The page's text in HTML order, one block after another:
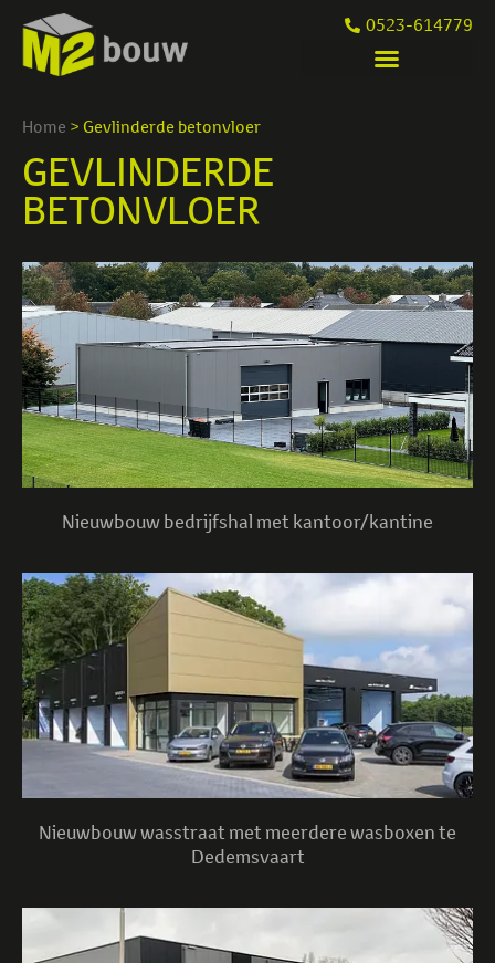
0523-614779
Home > Gevlinderde betonvloer
GEVLINDERDE
BETONVLOER
Nieuwbouw bedrijfshal met kantoor/kantine
Nieuwbouw wasstraat met meerdere wasboxen te
Dedemsvaart